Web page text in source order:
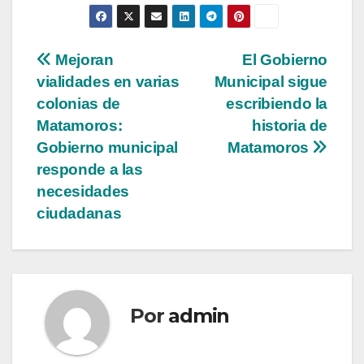
Navegación
de
entradas
El Gobierno
Municipal sigue
escribiendo la
historia de
Matamoros
Mejoran
vialidades en varias
colonias de
Matamoros:
Gobierno municipal
responde a las
necesidades
ciudadanas
Por admin